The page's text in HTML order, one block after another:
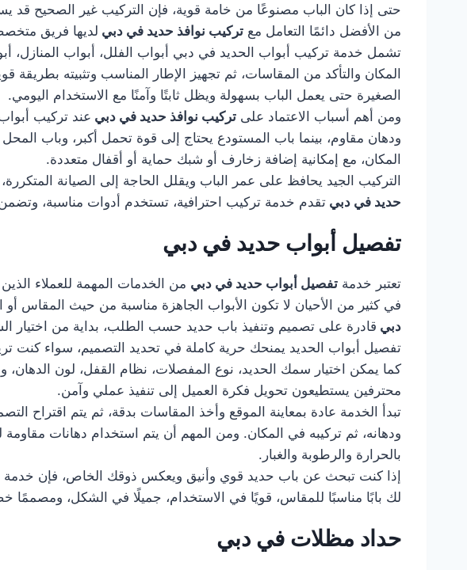
حتى إذا كان الباب مصنوعًا من خامة قوية، فإن التركيب غير الصحيح
من الأفضل دائمًا التعامل مع تركيب نوافذ حديد في دبي لديها فريق
تشمل خدمة تركيب أبواب الحديد في دبي أبواب الفلل، أبواب المنازل،
المكان والتأكد من المقاسات، ثم تجهيز الإطار المناسب وتثبيته
الصغيرة حتى يعمل الباب بسهولة ويظل ثابتًا وآمنًا مع الاستخدام اليومي.
ومن أهم أسباب الاعتماد على تركيب نوافذ حديد في دبي عند تركيب
ودهان مقاوم، بينما باب المستودع يحتاج إلى قوة تحمل أكبر، وباب
المكان، مع إمكانية إضافة زخارف أو شبك حماية أو أقفال متعددة.
التركيب الجيد يحافظ على عمر الباب ويقلل الحاجة إلى الصيانة
حديد في دبي تقدم خدمة تركيب احترافية، تستخدم أدوات مناسبة، وتضمن
تفصيل أبواب حديد في دبي
تعتبر خدمة تفصيل أبواب حديد في دبي من الخدمات المهمة للعملاء
في كثير من الأحيان لا تكون الأبواب الجاهزة مناسبة من حيث المقاس
دبي قادرة على تصميم وتنفيذ باب حديد حسب الطلب، بداية من اختيار
تفصيل أبواب الحديد يمنحك حرية كاملة في تحديد التصميم، سواء كنت
كما يمكن اختيار سمك الحديد، نوع المفصلات، نظام القفل، لون
محترفين يستطيعون تحويل فكرة العميل إلى تنفيذ عملي وآمن.
تبدأ الخدمة عادة بمعاينة الموقع وأخذ المقاسات بدقة، ثم يتم اقتراح
ودهانه، ثم تركيبه في المكان. ومن المهم أن يتم استخدام دهانات
بالحرارة والرطوبة والغبار.
إذا كنت تبحث عن باب حديد قوي وأنيق ويعكس ذوقك الخاص، فإن
لك بابًا مناسبًا للمقاس، قويًا في الاستخدام، جميلًا في الشكل،
حداد مظلات في دبي